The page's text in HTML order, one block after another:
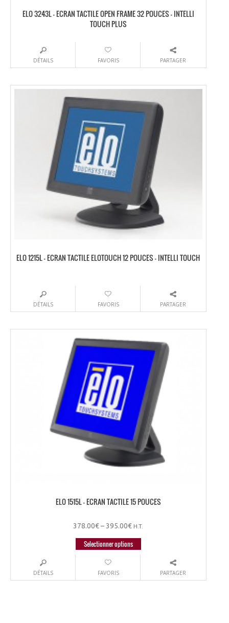
ELO 3243L – ECRAN TACTILE OPEN FRAME 32 POUCES – INTELLI
TOUCH PLUS
DÉTAILS FAVORIS PARTAGER
ELO 1215L – ECRAN TACTILE ELOTOUCH 12 POUCES – INTELLI TOUCH
DÉTAILS FAVORIS PARTAGER
ELO 1515L – ECRAN TACTILE 15 POUCES
378.00€–395.00€ H.T.
Selectionner options
DÉTAILS FAVORIS PARTAGER